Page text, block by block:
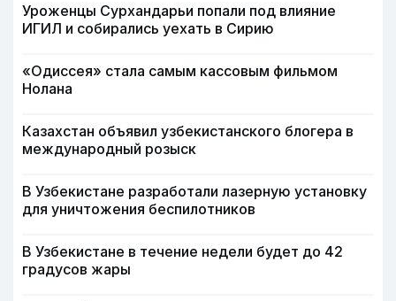
Уроженцы Сурхандарьи попали под влияние
ИГИЛ и собирались уехать в Сирию
«Одиссея» стала самым кассовым фильмом
Нолана
Казахстан объявил узбекистанского блогера в
международный розыск
В Узбекистане разработали лазерную установку
для уничтожения беспилотников
В Узбекистане в течение недели будет до 42
градусов жары